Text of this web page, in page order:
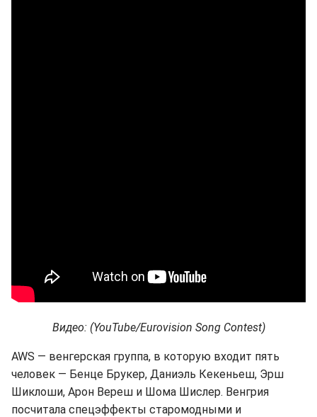
Видео: (YouTube/Eurovision Song Contest)
AWS — венгерская группа, в которую входит пять
человек — Бенце Брукер, Даниэль Кекеньеш, Эрш
Шиклоши, Арон Вереш и Шома Шислер. Венгрия
посчитала спецэффекты старомодными и